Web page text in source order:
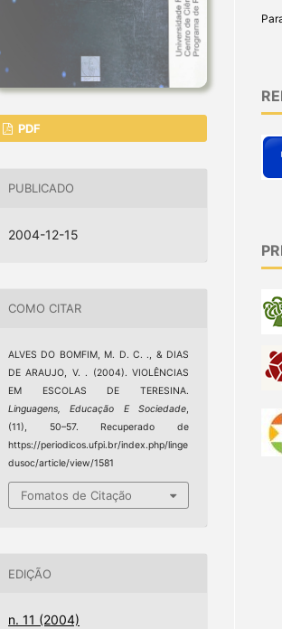
PDF
PUBLICADO
2004-12-15
COMO CITAR
ALVES DO BOMFIM, M. D. C. ., & DIAS
DE ARAUJO, V. . (2004). VIOLÊNCIAS
EM ESCOLAS DE TERESINA.
Linguagens, Educação E Sociedade,
(11), 50–57. Recuperado de
https://periodicos.ufpi.br/index.php/linge
dusoc/article/view/1581
Fomatos de Citação
EDIÇÃO
n. 11 (2004)